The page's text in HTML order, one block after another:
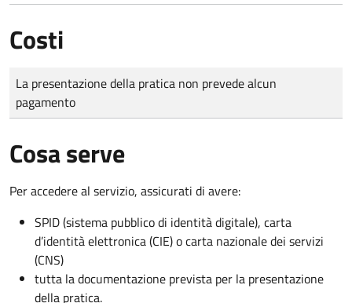
Costi
Tipo di pagamento
Importo
La presentazione della pratica non prevede alcun
pagamento
Cosa serve
Per accedere al servizio, assicurati di avere:
SPID (sistema pubblico di identità digitale), carta
d’identità elettronica (CIE) o carta nazionale dei servizi
(CNS)
tutta la documentazione prevista per la presentazione
della pratica.